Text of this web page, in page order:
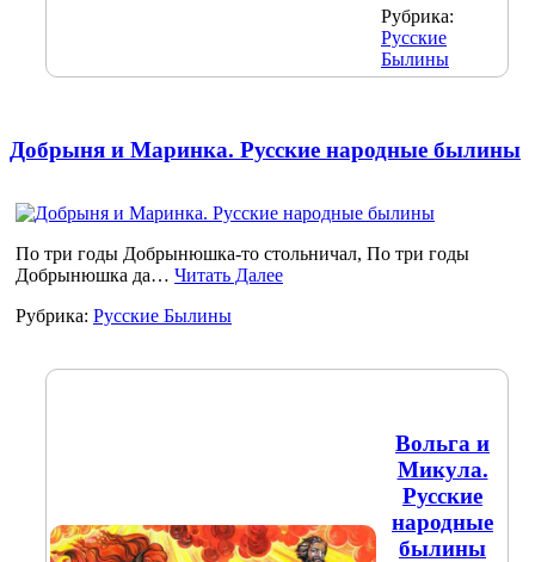
Рубрика:
Русские
Былины
Добрыня и Маринка. Русские народные былины
По три годы Добрынюшка-то стольничал, По три годы
Добрынюшка да… Читать Далее
Рубрика: Русские Былины
Вольга и
Микула.
Русские
народные
былины